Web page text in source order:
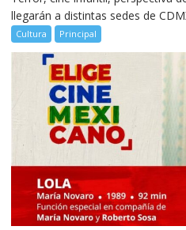
llegarán a distintas sedes de
Cultura Principal